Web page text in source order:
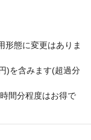
形態に変更はありま
)を含みます(超過分
間分程度はお得で